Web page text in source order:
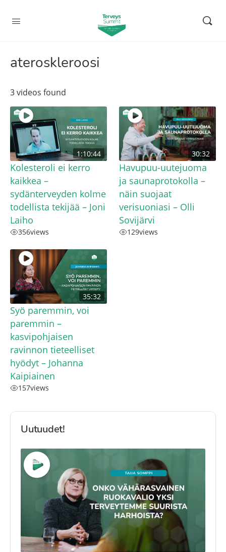
ateroskleroosi
3 videos found
1:10:44
Kolesteroli ei kerro
kaikkea –
sydänterveyden kolme
todellista tekijää – Joni
Laiho
356views
30:32
Havupuu-uutejuoma
ja saunaprotokolla –
näin suojaat
verisuoniasi – Olli
Sovijärvi
129views
35:32
Syö paremmin, voi
paremmin –
kasvipohjaisen
ravinnon tieteelliset
hyödyt – Johanna
Kaipiainen
157views
Uutuudet!